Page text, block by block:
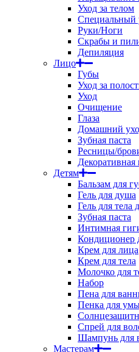
Уход за телом
Специальный
Руки/Ноги
Скрабы и
Депиляция
Лицо
Губы
Уход за
Уход
Очищение
Глаза
Домашний
Зубная паста
Ресницы/
Декоративная
Детям
Бальзам для
Гель для душа
Гель для тела
Зубная паста
Интимная
Кондиционер
Крем для лица
Крем для тела
Молочко для
Набор
Пена для
Пенка для
Спрей для
Шампунь для
Мастерам